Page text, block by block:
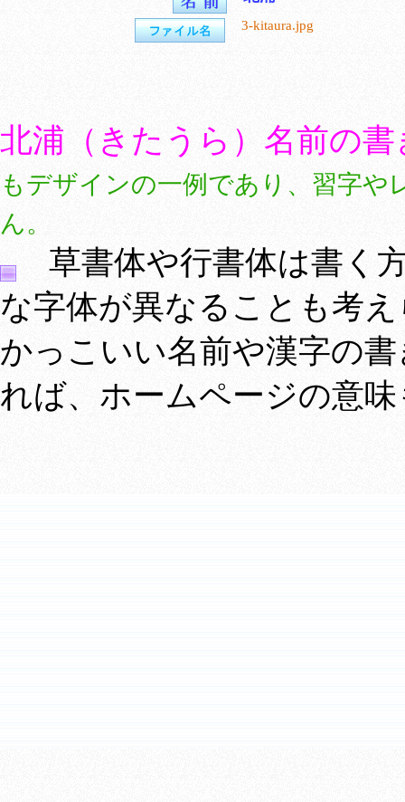
3-kitaura.jpg
北浦（きたうら）名前の
もデザインの一例であり、習字
ん。
草書体や行書体は書く
な字体が異なることも考
かっこいい名前や漢字の
れば、ホームページの意